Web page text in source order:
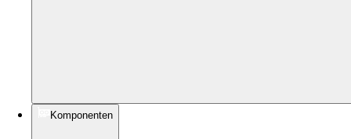
Komponenten